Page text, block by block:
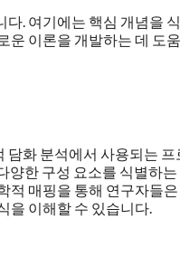
. 여기에는 핵심 개념을
운 이론을 개발하는 데 도
담화 분석에서 사용되는 프
양한 구성 요소를 식별하는
적 매핑을 통해 연구자들
을 이해할 수 있습니다.